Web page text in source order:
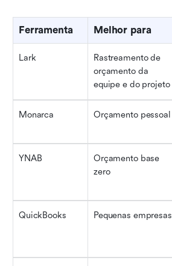
Ferramenta Melhor para
Lark
Rastreamento de
orçamento da
equipe e do projeto
Monarca Orçamento pessoal
YNAB
Orçamento base
zero
QuickBooks Pequenas empresas